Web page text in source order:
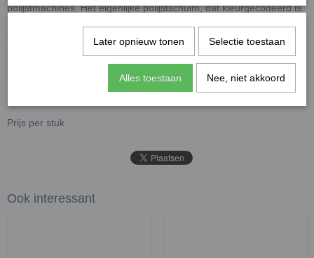
polijstmachines. Het eigenlijke polijstschuim, dat kleurgecodeerd is
voor hitte en de resulterende materiaalmoeheid. Desalniettemin
helpt het tweelaags concept om nog meer constante
polijstresultaten te bereiken dan met de goedkopere SDO-pads, die
niet de koel- en torsievrije laag hebben.
Prijs per stuk
Ook interessant
Later opnieuw tonen Selectie toestaan
Alles toestaan Nee, niet akkoord